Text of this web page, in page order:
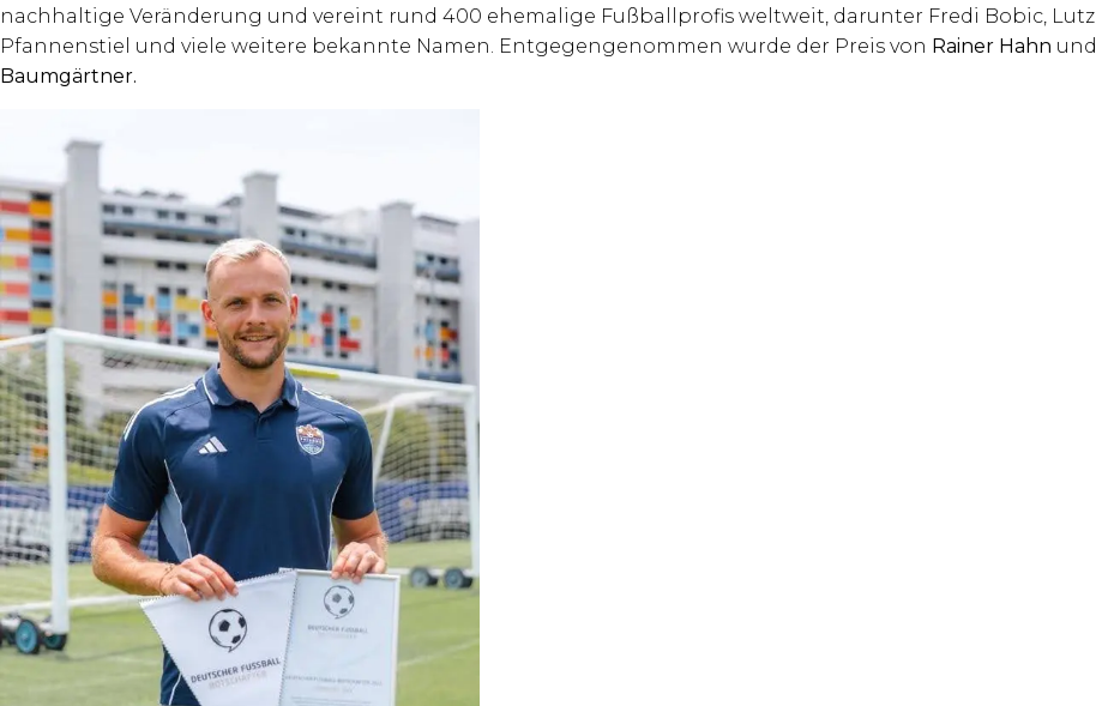
nachhaltige Veränderung und vereint rund 400 ehemalige Fußballprofis weltweit, darunter Fredi Bobic, Lutz
Pfannenstiel und viele weitere bekannte Namen. Entgegengenommen wurde der Preis von Rainer Hahn und
Baumgärtner.